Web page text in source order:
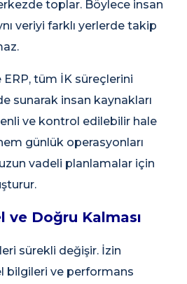
toplar. Böylece insan
veriyi farklı yerlerde takip
tüm İK süreçlerini
sunarak insan kaynakları
ve kontrol edilebilir hale
günlük operasyonları
vadeli planlamalar için
ve Doğru Kalması
sürekli değişir. İzin
bilgileri ve performans